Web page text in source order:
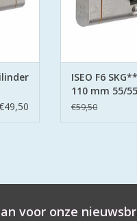
ISEO F6
110 mm 55/
sleutels
€59,50
voor onze